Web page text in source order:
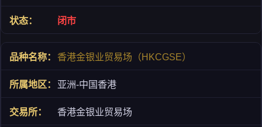
闭市
香港金银业贸易场（HKCGSE）
亚洲-中国香港
香港金银业贸易场